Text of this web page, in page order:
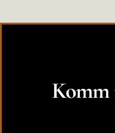
Komm